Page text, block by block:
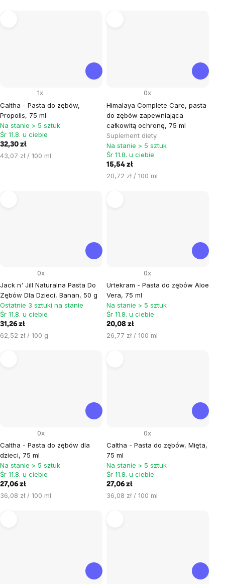
Caltha - Pasta do zębów,
Propolis, 75 ml
1x
Na stanie > 5 sztuk
Śr 11.8. u ciebie
32,30 zł
Cena
43,07 zł / 100 ml
Himalaya Complete Care, pasta
do zębów zapewniająca
całkowitą ochronę, 75 ml
Suplement diety
0x
Na stanie > 5 sztuk
Śr 11.8. u ciebie
15,54 zł
Cena
20,72 zł / 100 ml
Jack n' Jill Naturalna Pasta Do
Zębów Dla Dzieci, Banan, 50 g
0x
Ostatnie 3 sztuki na stanie
Śr 11.8. u ciebie
31,26 zł
Cena
62,52 zł / 100 g
Urtekram - Pasta do zębów Aloe
Vera, 75 ml
0x
Na stanie > 5 sztuk
Śr 11.8. u ciebie
20,08 zł
Cena
26,77 zł / 100 ml
Caltha - Pasta do zębów dla
dzieci, 75 ml
0x
Na stanie > 5 sztuk
Śr 11.8. u ciebie
27,06 zł
Cena
36,08 zł / 100 ml
Caltha - Pasta do zębów, Mięta,
75 ml
0x
Na stanie > 5 sztuk
Śr 11.8. u ciebie
27,06 zł
Cena
36,08 zł / 100 ml